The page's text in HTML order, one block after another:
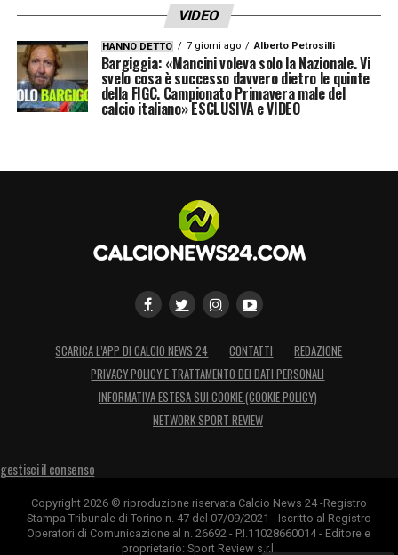
VIDEO
HANNO DETTO 7 giorni ago Alberto Petrosilli
Bargiggia: «Mancini voleva solo la Nazionale. Vi
svelo cosa è successo davvero dietro le quinte
della FIGC. Campionato Primavera male del
calcio italiano» ESCLUSIVA e VIDEO
SCARICA L’APP DI CALCIO NEWS 24 CONTATTI
REDAZIONE
PRIVACY POLICY E TRATTAMENTO DEI DATI PERSONALI
INFORMATIVA ESTESA SUI COOKIE (COOKIE POLICY)
NETWORK SPORT REVIEW
gestisci il consenso
Copyright 2026 © riproduzione riservata Calcio News 24 -Registro
Stampa Tribunale di Torino n. 47 del 07/09/2021 - Iscritto al Registro
Operatori di Comunicazione al n. 26692 - P.I.11028660014 - Editore e
proprietario: Sport Review s.r.l.